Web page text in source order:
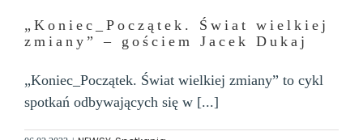
„Koniec_Początek. Świat wielkiej
zmiany” – gościem Jacek Dukaj
„Koniec_Początek. Świat wielkiej zmiany” to cykl
spotkań odbywających się w [...]